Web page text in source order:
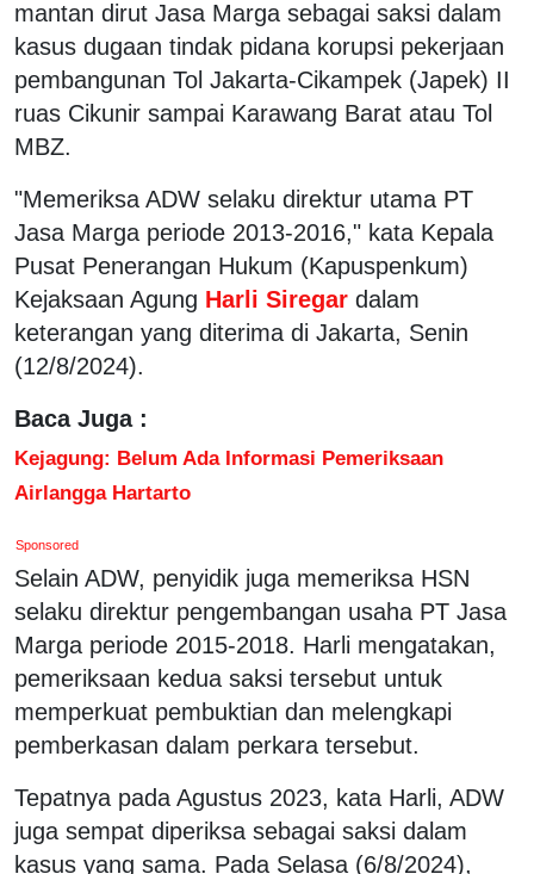
mantan dirut Jasa Marga sebagai saksi dalam
kasus dugaan tindak pidana korupsi pekerjaan
pembangunan Tol Jakarta-Cikampek (Japek) II
ruas Cikunir sampai Karawang Barat atau Tol
MBZ.
"Memeriksa ADW selaku direktur utama PT
Jasa Marga periode 2013-2016," kata Kepala
Pusat Penerangan Hukum (Kapuspenkum)
Kejaksaan Agung Harli Siregar dalam
keterangan yang diterima di Jakarta, Senin
(12/8/2024).
Baca Juga :
Kejagung: Belum Ada Informasi Pemeriksaan
Airlangga Hartarto
Sponsored
Selain ADW, penyidik juga memeriksa HSN
selaku direktur pengembangan usaha PT Jasa
Marga periode 2015-2018. Harli mengatakan,
pemeriksaan kedua saksi tersebut untuk
memperkuat pembuktian dan melengkapi
pemberkasan dalam perkara tersebut.
Tepatnya pada Agustus 2023, kata Harli, ADW
juga sempat diperiksa sebagai saksi dalam
kasus yang sama. Pada Selasa (6/8/2024),